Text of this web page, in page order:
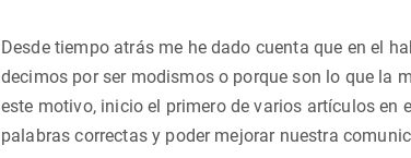
Desde tiempo atrás me he dado cuenta que en el
decimos por ser modismos o porque son lo que la
este motivo, inicio el primero de varios artículos en
palabras correctas y poder mejorar nuestra